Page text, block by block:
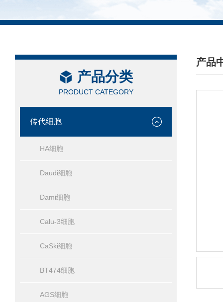
产品分类
PRODUCT CATEGORY
传代细胞
HA细胞
Daudi细胞
Dami细胞
Calu-3细胞
CaSki细胞
BT474细胞
AGS细胞
产品
/